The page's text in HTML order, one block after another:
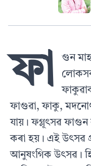
ফা
গুন
ফাগুৱা, ফাকু,
যায়। ফগ্লূৎসৱ ফাগুন
কৰা হয়। এই উৎসৱ
আনুষংগিক উৎসৱ।